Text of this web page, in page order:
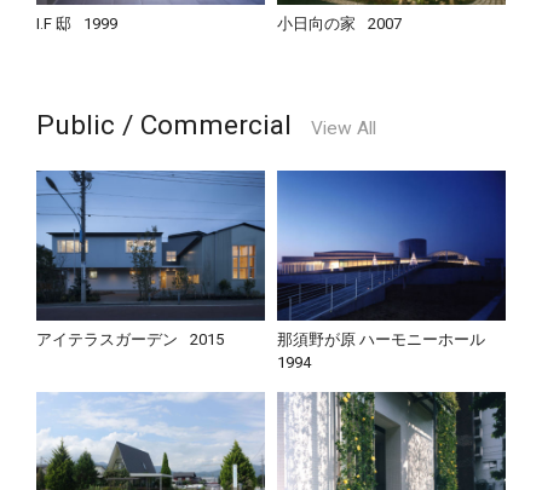
I.F 邸 1999 小日向の家 2007
Public / Commercial View All
アイテラスガーデン 2015
那須野が原 ハーモニーホール
1994